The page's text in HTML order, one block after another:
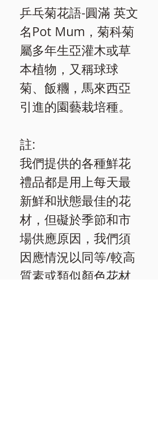
乒乓菊花語-圓滿 英文
名Pot Mum，菊科菊
屬多年生亞灌木或草
本植物，又稱球球
菊、飯糰，馬來西亞
引進的園藝栽培種。
註:
我們提供的各種鮮花
禮品都是用上每天最
新鮮和狀態最佳的花
材，但礙於季節和市
場供應原因，我們須
因應情況以同等/較高
質素或類似顏色花材